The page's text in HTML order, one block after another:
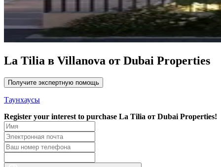
La Tilia в Villanova от Dubai Properties
Получите экспертную помощь
Таунхаусы
Register your interest to purchase La Tilia от Dubai Properties!